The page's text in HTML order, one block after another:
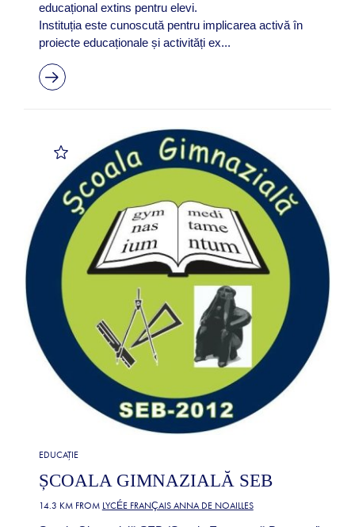
educațional extins pentru elevi.
Instituția este cunoscută pentru implicarea activă în
proiecte educaționale și activități ex...
EDUCAȚIE
ȘCOALA GIMNAZIALĂ SEB
14.3 KM FROM LYCÉE FRANÇAIS ANNA DE NOAILLES